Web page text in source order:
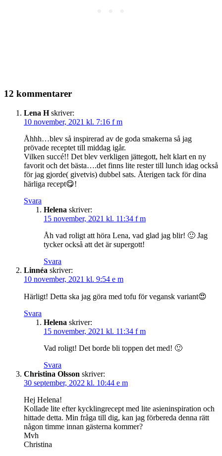
12 kommentarer
Lena H skriver:
10 november, 2021 kl. 7:16 f m
Åhhh…blev så inspirerad av de goda smakerna så jag
prövade receptet till middag igår.
Vilken succé!! Det blev verkligen jättegott, helt klart en ny
favorit och det bästa….det finns lite rester till lunch idag också
för jag gjorde( givetvis) dubbel sats. Återigen tack för dina
härliga recept😋!
Svara
Helena skriver:
15 november, 2021 kl. 11:34 f m
Åh vad roligt att höra Lena, vad glad jag blir! 🙂 Jag
tycker också att det är supergott!
Svara
Linnéa skriver:
10 november, 2021 kl. 9:54 e m
Härligt! Detta ska jag göra med tofu för vegansk variant😍
Svara
Helena skriver:
15 november, 2021 kl. 11:34 f m
Vad roligt! Det borde bli toppen det med! 🙂
Svara
Christina Olsson skriver:
30 september, 2022 kl. 10:44 e m
Hej Helena!
Kollade lite efter kycklingrecept med lite asieninspiration och
hittade detta. Min fråga till dig, kan jag förbereda denna rätt
någon timme innan gästerna kommer?
Mvh
Christina